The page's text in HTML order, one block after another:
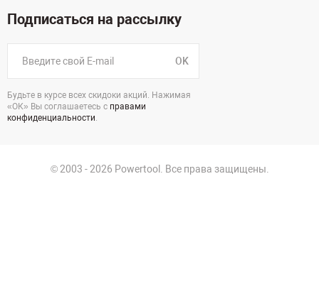
Подписаться на рассылку
OK
Будьте в курсе всех скидоки акций. Нажимая
«ОК» Вы соглашаетесь с правами
конфиденциальности.
© 2003 - 2026 Powertool. Все права защищены.